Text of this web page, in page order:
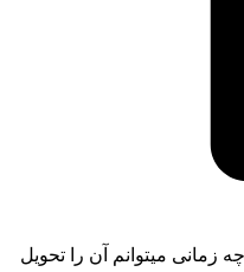
زمانی میتوانم آن را تحویل